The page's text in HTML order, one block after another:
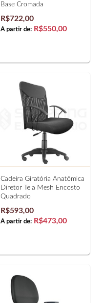
Base Cromada
R$722,00
A partir de: R$550,00
Cadeira Giratória Anatômica
Diretor Tela Mesh Encosto
Quadrado
R$593,00
A partir de: R$473,00